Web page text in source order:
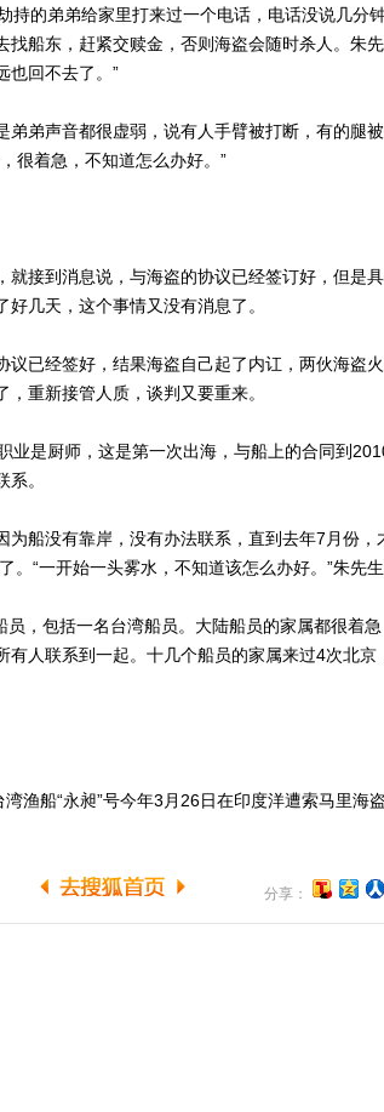
的弟弟给家里打来过一个电话，电话没说几分
找船东，赶紧交赎金，否则海盗会随时杀人。朱
也回不去了。”
弟声音都很虚弱，说有人手臂被打断，有的腿
很着急，不知道怎么办好。”
接到消息说，与海盗的协议已经签订好，但是
几天，这个事情又没有消息了。
已经签好，结果海盗自己起了内讧，两伙海盗
重新接管人质，谈判又要重来。
是厨师，这是第一次出海，与船上的合同到
。
船没有靠岸，没有办法联系，直到去年7月份，
“一开始一头雾水，不知道该怎么办好。”朱先生
，包括一名台湾船员。大陆船员的家属都很着
有人联系到一起。十几个船员的家属来过4次北京
渔船“永昶”号今年3月26日在印度洋遭索马里海
分享：